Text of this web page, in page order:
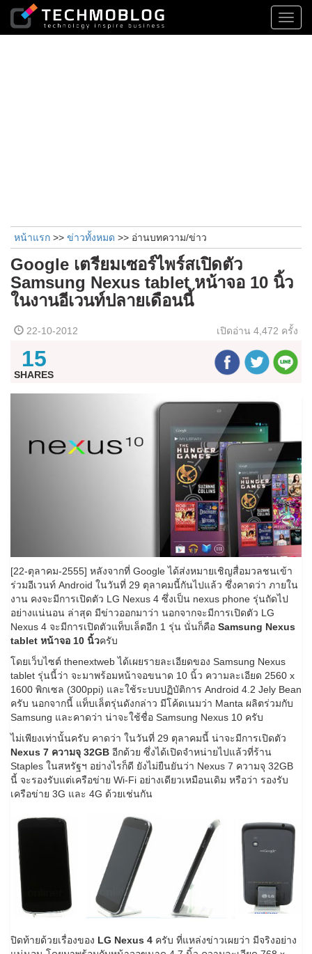
หน้าแรก >> ข่าวทั้งหมด >> อ่านบทความ/ข่าว
Google เตรียมเซอร์ไพร์สเปิดตัว
Samsung Nexus tablet หน้าจอ 10 นิ้ว
ในงานอีเวนท์ปลายเดือนนี้
22-10-2012 เปิดอ่าน 4,472 ครั้ง
15
SHARES
[22-ตุลาคม-2555] หลังจากที่ Google ได้ส่งหมายเชิญสื่อมวลชนเข้า
ร่วมอีเวนท์ Android ในวันที่ 29 ตุลาคมนี้กันไปแล้ว ซึ่งคาดว่า ภายใน
งาน คงจะมีการเปิดตัว LG Nexus 4 ซึ่งเป็น nexus phone รุ่นถัดไป
อย่างแน่นอน ล่าสุด มีข่าวออกมาว่า นอกจากจะมีการเปิดตัว LG
Nexus 4 จะมีการเปิดตัวแท็บเล็ตอีก 1 รุ่น นั่นก็คือ Samsung Nexus
tablet หน้าจอ 10 นิ้วครับ
โดยเว็บไซต์ thenextweb ได้เผยรายละเอียดของ Samsung Nexus
tablet รุ่นนี้ว่า จะมาพร้อมหน้าจอขนาด 10 นิ้ว ความละเอียด 2560 x
1600 พิกเซล (300ppi) และใช้ระบบปฏิบัติการ Android 4.2 Jely Bean
ครับ นอกจากนี้ แท็บเล็ตรุ่นดังกล่าว มีโค้ดเนมว่า Manta ผลิตร่วมกับ
Samsung และคาดว่า น่าจะใช้ชื่อ Samsung Nexus 10 ครับ
ไม่เพียงเท่านั้นครับ คาดว่า ในวันที่ 29 ตุลาคมนี้ น่าจะมีการเปิดตัว
Nexus 7 ความจุ 32GB อีกด้วย ซึ่งได้เปิดจำหน่ายไปแล้วที่ร้าน
Staples ในสหรัฐฯ อย่างไรก็ดี ยังไม่ยืนยันว่า Nexus 7 ความจุ 32GB
นี้ จะรองรับแต่เครือข่าย Wi-Fi อย่างเดียวเหมือนเดิม หรือว่า รองรับ
เครือข่าย 3G และ 4G ด้วยเช่นกัน
ปิดท้ายด้วยเรื่องของ LG Nexus 4 ครับ ที่แหล่งข่าวเผยว่า มีจริงอย่าง